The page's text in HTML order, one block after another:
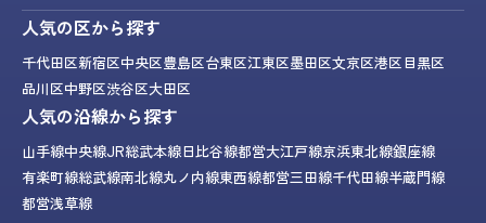
人気の区から探す
千代田区新宿区中央区豊島区台東区江東区墨田区文京区港区目黒区
品川区中野区渋谷区大田区
人気の沿線から探す
山手線中央線JR総武本線日比谷線都営大江戸線京浜東北線銀座線
有楽町線総武線南北線丸ノ内線東西線都営三田線千代田線半蔵門線
都営浅草線